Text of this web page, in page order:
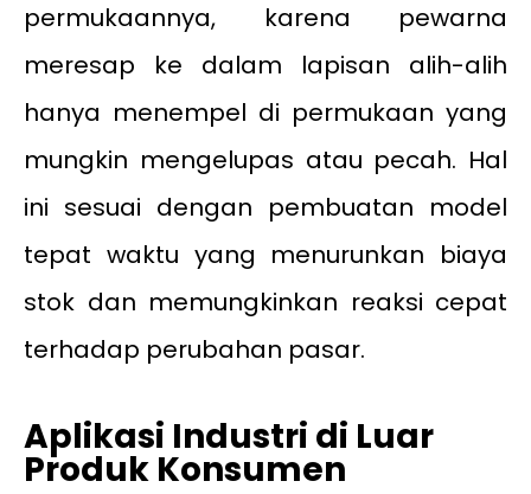
permukaannya, karena pewarna
meresap ke dalam lapisan alih-alih
hanya menempel di permukaan yang
mungkin mengelupas atau pecah. Hal
ini sesuai dengan pembuatan model
tepat waktu yang menurunkan biaya
stok dan memungkinkan reaksi cepat
terhadap perubahan pasar.
Aplikasi Industri di Luar
Produk Konsumen